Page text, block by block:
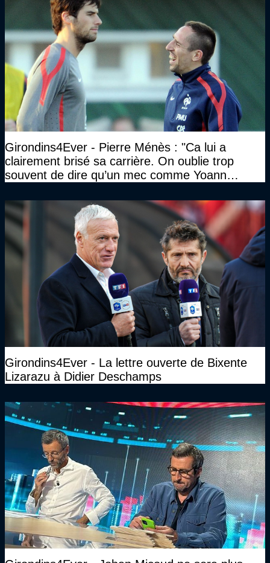
Girondins4Ever - Pierre Ménès : "Ca lui a
clairement brisé sa carrière. On oublie trop
souvent de dire qu’un mec comme Yoann
Girondins4Ever - La lettre ouverte de Bixente
Lizarazu à Didier Deschamps